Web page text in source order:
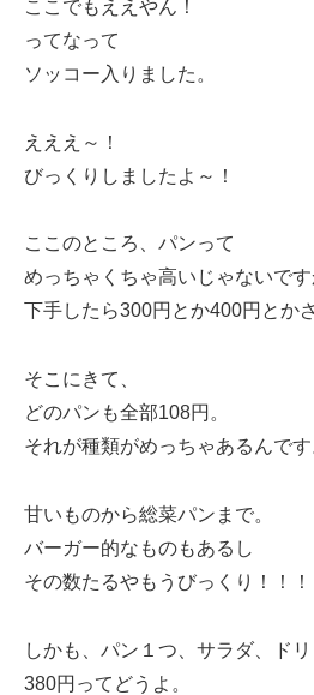
ここでもええやん！
ってなって
ソッコー入りました。
えええ～！
びっくりしましたよ～！
ここのところ、パンって
めっちゃくちゃ高いじゃないです
下手したら300円とか400円とか
そこにきて、
どのパンも全部108円。
それが種類がめっちゃあるんです
甘いものから総菜パンまで。
バーガー的なものもあるし
その数たるやもうびっくり！！！
しかも、パン１つ、サラダ、ド
380円ってどうよ。